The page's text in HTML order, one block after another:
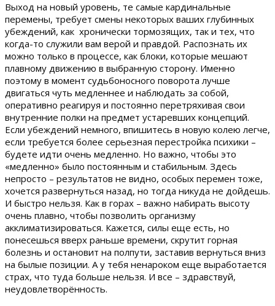
Выход на новый уровень, те самые кардинальные
перемены, требует смены некоторых ваших глубинных
убеждений, как хронически тормозящих, так и тех, что
когда-то служили вам верой и правдой. Распознать их
можно только в процессе, как блоки, которые мешают
плавному движению в выбранную сторону. Именно
поэтому в момент судьбоносного поворота лучше
двигаться чуть медленнее и наблюдать за собой,
оперативно реагируя и постоянно перетряхивая свои
внутренние полки на предмет устаревших концепций.
Если убеждений немного, впишитесь в новую колею легче,
если требуется более серьезная перестройка психики –
будете идти очень медленно. Но важно, чтобы это
«медленно» было постоянным и стабильным. Здесь
непросто – результатов не видно, особых перемен тоже,
хочется развернуться назад, но тогда никуда не дойдешь.
И быстро нельзя. Как в горах – важно набирать высоту
очень плавно, чтобы позволить организму
акклиматизироваться. Кажется, силы еще есть, но
понесешься вверх раньше времени, скрутит горная
болезнь и остановит на полпути, заставив вернуться вниз
на былые позиции. А у тебя ненароком еще выработается
страх, что туда больше нельзя. И все – здравствуй,
неудовлетворённость.